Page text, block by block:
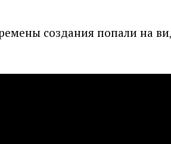
создания попали на